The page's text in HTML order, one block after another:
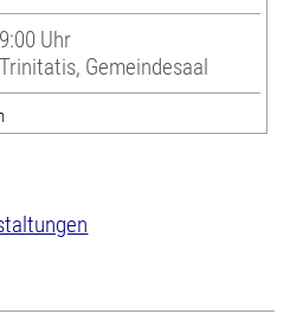
Uhr
Gemeindesaal